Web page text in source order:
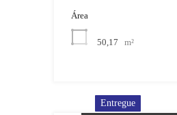
Área
50,17 m²
Entregue